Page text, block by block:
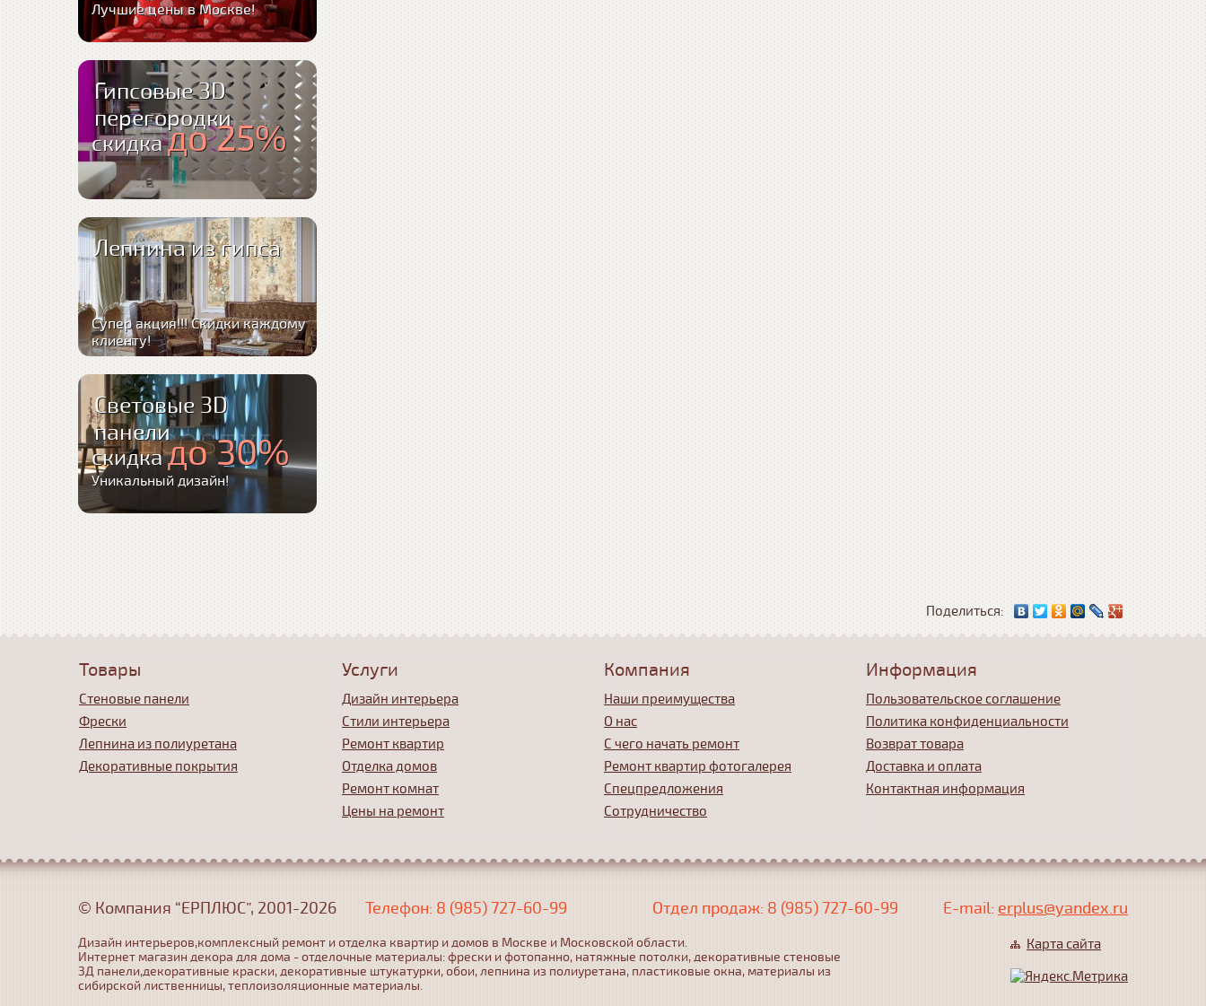
Лучшие цены в Москве!
Гипсовые 3D
перегородки
скидкадо 25%
Лепнина из гипса
Супер акция!!! Скидки каждому
клиенту!
Световые 3D
панели
скидкадо 30%
Уникальный дизайн!
Поделиться:
Товары
Стеновые панели
Фрески
Лепнина из полиуретана
Декоративные покрытия
Услуги
Дизайн интерьера
Стили интерьера
Ремонт квартир
Отделка домов
Ремонт комнат
Цены на ремонт
Компания
Наши преимущества
О нас
С чего начать ремонт
Ремонт квартир фотогалерея
Спецпредложения
Сотрудничество
Информация
Пользовательское соглашение
Политика конфиденциальности
Возврат товара
Доставка и оплата
Контактная информация
© Компания “ЕРПЛЮС”, 2001-2026 Телефон: 8 (985) 727-60-99 Отдел продаж: 8 (985) 727-60-99 Е-mail: erplus@yandex.ru
Карта сайта
Дизайн интерьеров,комплексный ремонт и отделка квартир и домов в Москве и Московской области.
Интернет магазин декора для дома - отделочные материалы: фрески и фотопанно, натяжные потолки, декоративные стеновые
3Д панели,декоративные краски, декоративные штукатурки, обои, лепнина из полиуретана, пластиковые окна, материалы из
сибирской лиственницы, теплоизоляционные материалы.